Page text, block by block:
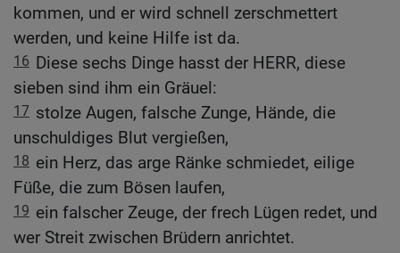
kommen, und er wird schnell zerschmettert
werden, und keine Hilfe ist da.
16 Diese sechs Dinge hasst der HERR, diese
sieben sind ihm ein Gräuel:
17 stolze Augen, falsche Zunge, Hände, die
unschuldiges Blut vergießen,
18 ein Herz, das arge Ränke schmiedet, eilige
Füße, die zum Bösen laufen,
19 ein falscher Zeuge, der frech Lügen redet, und
wer Streit zwischen Brüdern anrichtet.